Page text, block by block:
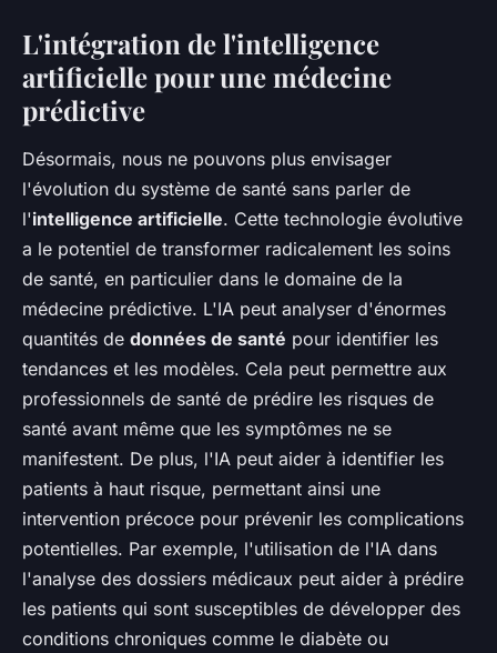
L'intégration de l'intelligence
artificielle pour une médecine
prédictive
Désormais, nous ne pouvons plus envisager
l'évolution du système de santé sans parler de
l'intelligence artificielle. Cette technologie évolutive
a le potentiel de transformer radicalement les soins
de santé, en particulier dans le domaine de la
médecine prédictive. L'IA peut analyser d'énormes
quantités de données de santé pour identifier les
tendances et les modèles. Cela peut permettre aux
professionnels de santé de prédire les risques de
santé avant même que les symptômes ne se
manifestent. De plus, l'IA peut aider à identifier les
patients à haut risque, permettant ainsi une
intervention précoce pour prévenir les complications
potentielles. Par exemple, l'utilisation de l'IA dans
l'analyse des dossiers médicaux peut aider à prédire
les patients qui sont susceptibles de développer des
conditions chroniques comme le diabète ou